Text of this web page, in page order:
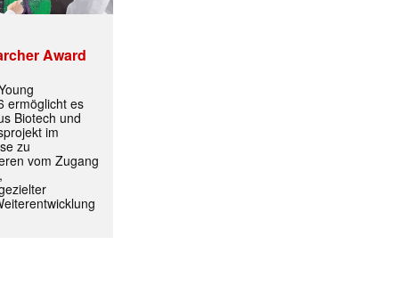
Award
ermöglicht es
Biotech und
im
zu
vom Zugang